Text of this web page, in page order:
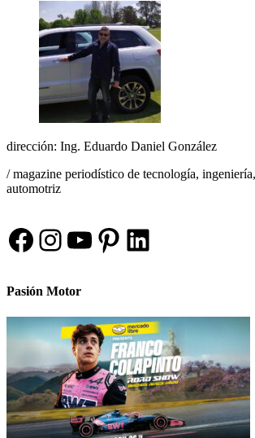
dirección: Ing. Eduardo Daniel González
/ magazine periodístico de tecnología,
automotriz
Facebook
Instagram
YouTube
Pinterest
LinkedIn
Pasión Motor